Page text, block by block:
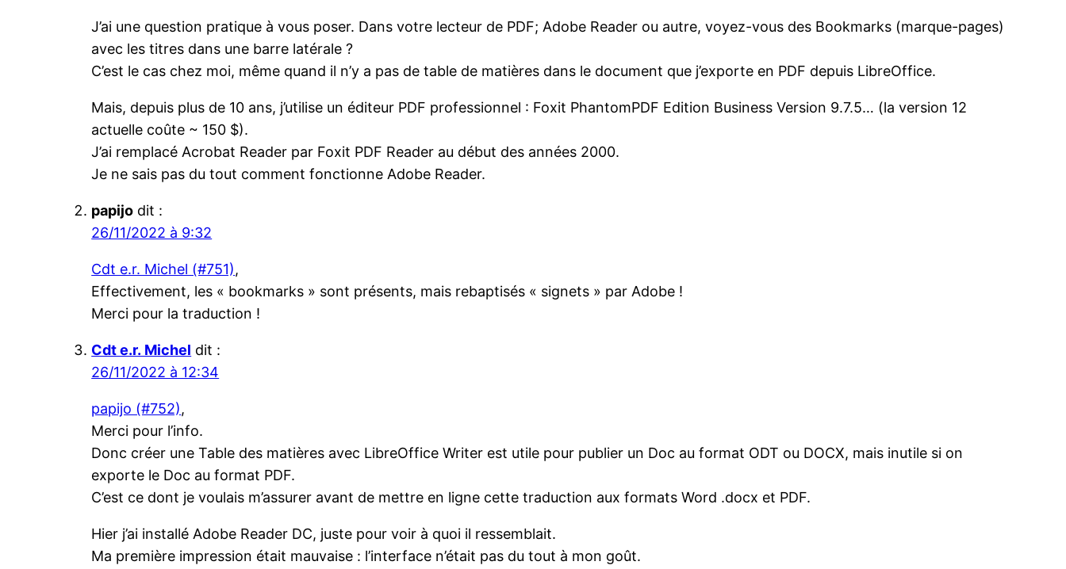
J’ai une question pratique à vous poser. Dans votre lecteur de PDF; Adobe Reader ou autre, voyez-vous des Bookmarks (marque-pages)
avec les titres dans une barre latérale ?
C’est le cas chez moi, même quand il n’y a pas de table de matières dans le document que j’exporte en PDF depuis LibreOffice.
Mais, depuis plus de 10 ans, j’utilise un éditeur PDF professionnel : Foxit PhantomPDF Edition Business Version 9.7.5… (la version 12
actuelle coûte ~ 150 $).
J’ai remplacé Acrobat Reader par Foxit PDF Reader au début des années 2000.
Je ne sais pas du tout comment fonctionne Adobe Reader.
papijo dit :
26/11/2022 à 9:32
Cdt e.r. Michel (#751),
Effectivement, les « bookmarks » sont présents, mais rebaptisés « signets » par Adobe !
Merci pour la traduction !
Cdt e.r. Michel dit :
26/11/2022 à 12:34
papijo (#752),
Merci pour l’info.
Donc créer une Table des matières avec LibreOffice Writer est utile pour publier un Doc au format ODT ou DOCX, mais inutile si on
exporte le Doc au format PDF.
C’est ce dont je voulais m’assurer avant de mettre en ligne cette traduction aux formats Word .docx et PDF.
Hier j’ai installé Adobe Reader DC, juste pour voir à quoi il ressemblait.
Ma première impression était mauvaise : l’interface n’était pas du tout à mon goût.